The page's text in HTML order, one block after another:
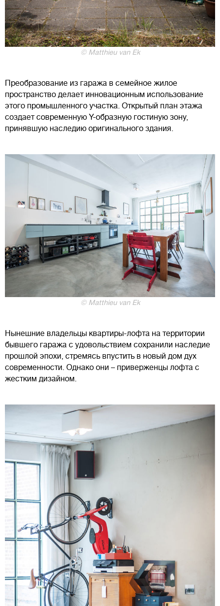
© Matthieu van Ek
Преобразование из гаража в семейное жилое
пространство делает инновационным использование
этого промышленного участка. Открытый план этажа
создает современную Y-образную гостиную зону,
принявшую наследию оригинального здания.
© Matthieu van Ek
Нынешние владельцы квартиры-лофта на территории
бывшего гаража с удовольствием сохранили наследие
прошлой эпохи, стремясь впустить в новый дом дух
современности. Однако они – приверженцы лофта с
жестким дизайном.